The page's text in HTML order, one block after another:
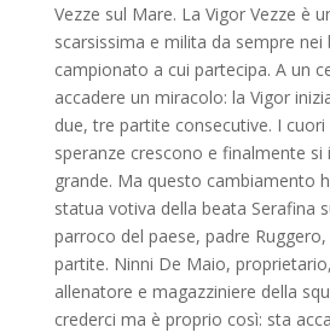
Vezze sul Mare. La Vigor Vezze è
scarsissima e milita da sempre nei
campionato a cui partecipa. A un
accadere un miracolo: la Vigor
due, tre partite consecutive. I cuori
speranze crescono e finalmente si
grande. Ma questo cambiamento
statua votiva della beata Serafina
parroco del paese, padre
partite. Ninni De Maio,
allenatore e magazziniere della
crederci ma è proprio così: sta